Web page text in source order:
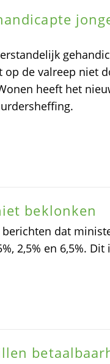
op de valreep niet
heeft het
beklonken
dat
2,5% en 6,5%.